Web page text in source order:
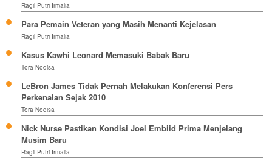
Ragil Putri Irmalia
Para Pemain Veteran yang Masih Menanti Kejelasan
Ragil Putri Irmalia
Kasus Kawhi Leonard Memasuki Babak Baru
Tora Nodisa
LeBron James Tidak Pernah Melakukan Konferensi Pers
Perkenalan Sejak 2010
Tora Nodisa
Nick Nurse Pastikan Kondisi Joel Embiid Prima Menjelang
Musim Baru
Ragil Putri Irmalia